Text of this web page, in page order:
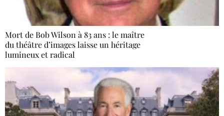
Mort de Bob Wilson à 83 ans : le maître
du théâtre d’images laisse un héritage
lumineux et radical